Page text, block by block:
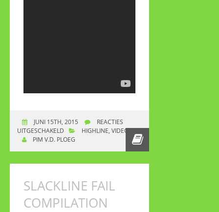
JUNI 15TH, 2015
REACTIES
UITGESCHAKELD VOOR HOOGTEVREES VERSUS
HIGHLINE
HIGHLINE, VIDEO
PIM V.D. PLOEG
SLACKLINE FAIL
COMPILATION